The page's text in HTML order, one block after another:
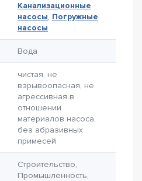
Канализационные
насосы, Погружные
насосы
Вода
чистая, не
взрывоопасная, не
агрессивная в
отношении
материалов насоса,
без абразивных
примесей
Строительство,
Промышленность,